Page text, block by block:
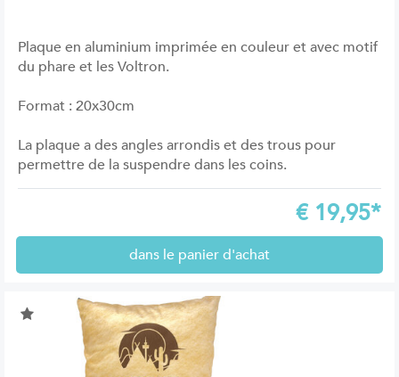
Plaque en aluminium imprimée en couleur et avec motif
du phare et les Voltron.
Format : 20x30cm
La plaque a des angles arrondis et des trous pour
permettre de la suspendre dans les coins.
€ 19,95*
dans le panier d'achat